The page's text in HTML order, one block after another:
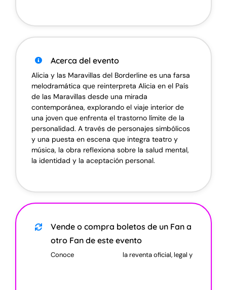
Acerca del evento
Alicia y las Maravillas del Borderline es una farsa
melodramática que reinterpreta Alicia en el País
de las Maravillas desde una mirada
contemporánea, explorando el viaje interior de
una joven que enfrenta el trastorno límite de la
personalidad. A través de personajes simbólicos
y una puesta en escena que integra teatro y
música, la obra reflexiona sobre la salud mental,
la identidad y la aceptación personal.
Vende o compra boletos de un Fan a
otro Fan de este evento
Conoce la reventa oficial, legal y